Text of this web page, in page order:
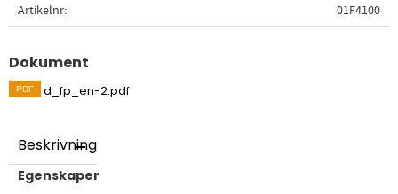
Artikelnr 01F4100
Dokument
d_fp_en-2.pdf
Beskrivning
Egenskaper